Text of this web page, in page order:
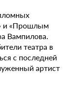
и «Прошлым
Вампилова.
театра в
с последней
артист